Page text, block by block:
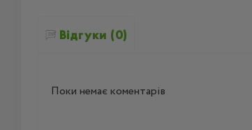
Відгуки (0)
Поки немає коментарів